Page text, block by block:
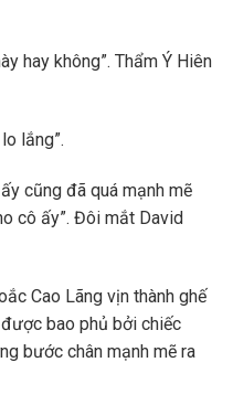
hay không”. Thẩm Ý Hiên
lắng”.
cũng đã quá mạnh mẽ
cô ấy”. Đôi mắt David
Cao Lãng vịn thành ghế
bao phủ bởi chiếc
bước chân mạnh mẽ ra